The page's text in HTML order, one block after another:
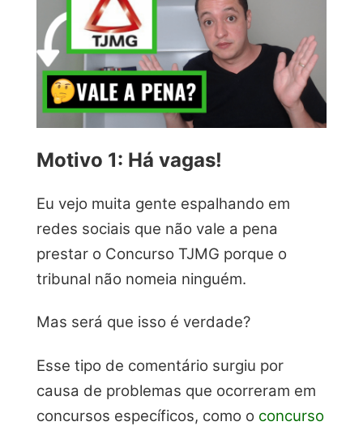
Motivo 1: Há vagas!
Eu vejo muita gente espalhando em
redes sociais que não vale a pena
prestar o Concurso TJMG porque o
tribunal não nomeia ninguém.
Mas será que isso é verdade?
Esse tipo de comentário surgiu por
causa de problemas que ocorreram em
concursos específicos, como o concurso